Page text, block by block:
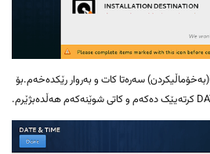
من لەسەردێری LOCALIZATION(بەخۆماڵیکردن) سەرەتا کات و بەروار رێکدەخەم.بۆ